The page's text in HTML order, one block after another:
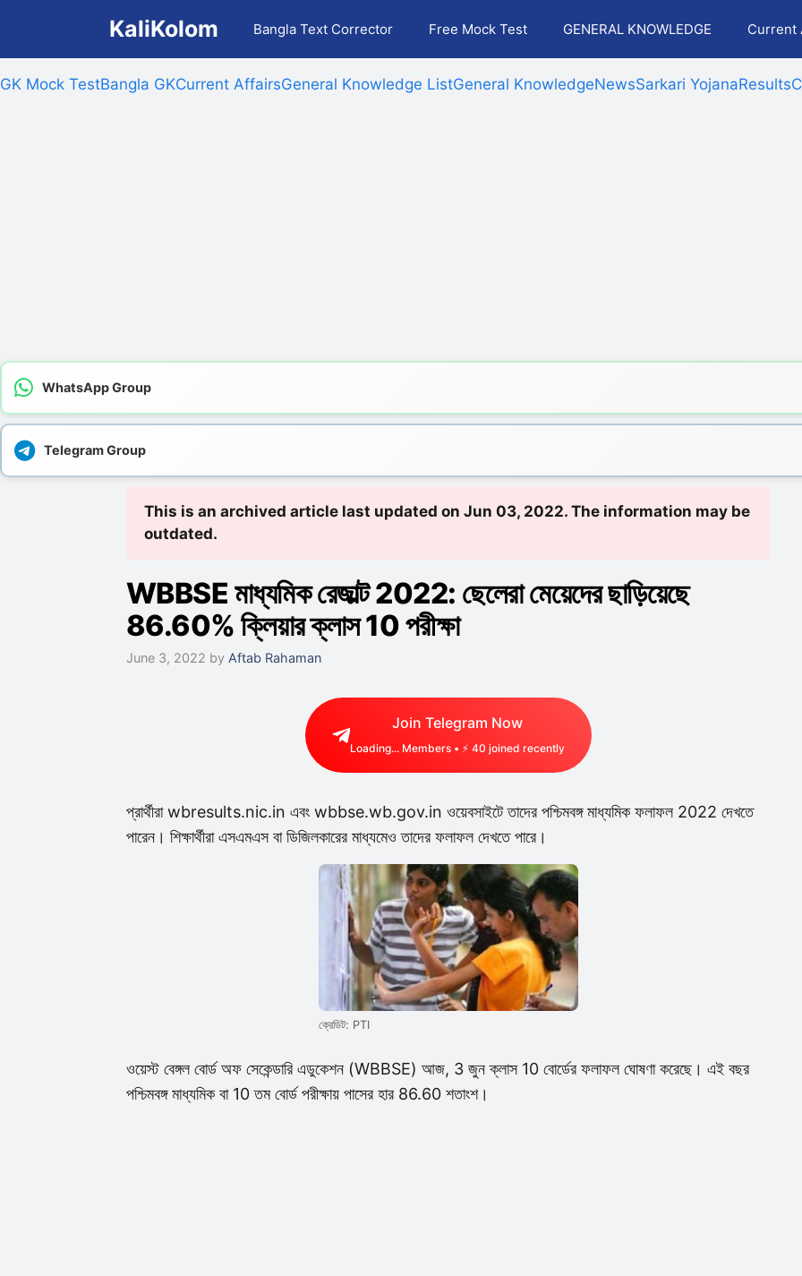
content
KaliKolom Bangla Text Corrector Free Mock Test GENERAL KNOWLEDGE Current
GK Mock TestBangla GKCurrent AffairsGeneral Knowledge ListGeneral KnowledgeNewsSarkari YojanaResults
WhatsApp Group
Telegram Group
This is an archived article last updated on Jun 03, 2022. The information may be
outdated.
WBBSE মাধ্যমিক রেজাল্ট 2022: ছেলেরা মেয়েদের ছাড়িয়েছে
86.60% ক্লিয়ার ক্লাস 10 পরীক্ষা
June 3, 2022 by Aftab Rahaman
Join Telegram Now
Loading... Members • ⚡ 40 joined recently
প্রার্থীরা wbresults.nic.in এবং wbbse.wb.gov.in ওয়েবসাইটে তাদের পশ্চিমবঙ্গ মাধ্যমিক ফলাফল 2022 দেখতে
পারেন। শিক্ষার্থীরা এসএমএস বা ডিজিলকারের মাধ্যমেও তাদের ফলাফল দেখতে পারে।
ক্রেডিট: PTI
ওয়েস্ট বেঙ্গল বোর্ড অফ সেকেন্ডারি এডুকেশন (WBBSE) আজ, 3 জুন ক্লাস 10 বোর্ডের ফলাফল ঘোষণা করেছে। এই বছর
পশ্চিমবঙ্গ মাধ্যমিক বা 10 তম বোর্ড পরীক্ষায় পাসের হার 86.60 শতাংশ।